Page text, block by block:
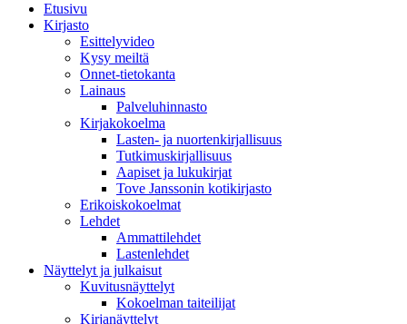
Etusivu
Kirjasto
Esittelyvideo
Kysy meiltä
Onnet-tietokanta
Lainaus
Palveluhinnasto
Kirjakokoelma
Lasten- ja nuortenkirjallisuus
Tutkimuskirjallisuus
Aapiset ja lukukirjat
Tove Janssonin kotikirjasto
Erikoiskokoelmat
Lehdet
Ammattilehdet
Lastenlehdet
Näyttelyt ja julkaisut
Kuvitusnäyttelyt
Kokoelman taiteilijat
Kirjanäyttelyt